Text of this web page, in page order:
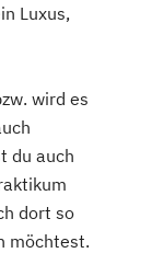
Luxus,
wird es
du auch
dort so
möchtest.